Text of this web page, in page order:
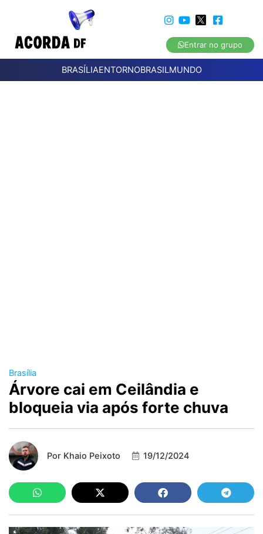
Entrar no grupo
BRASÍLIAENTORNOBRASILMUNDO
Brasília
Árvore cai em Ceilândia e
bloqueia via após forte chuva
Por Khaio Peixoto 19/12/2024